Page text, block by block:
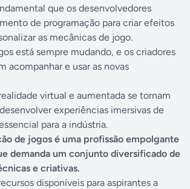
que os desenvolvedores
de programação para criar efeitos
as mecânicas de jogo.
está sempre mudando, e os criadores
acompanhar e usar as novas
virtual e aumentada se tornam
experiências imersivas de
para a indústria.
de jogos é uma profissão empolgante
demanda um conjunto diversificado de
e criativas.
disponíveis para aspirantes a